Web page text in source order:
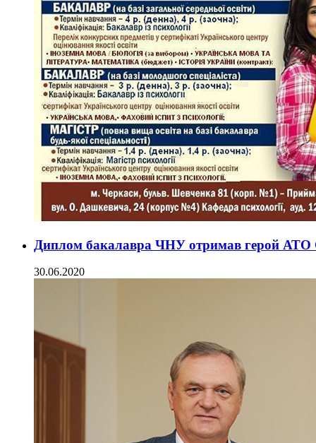
Диплом бакалавра ЧНУ отримав герой АТО
30.06.2020